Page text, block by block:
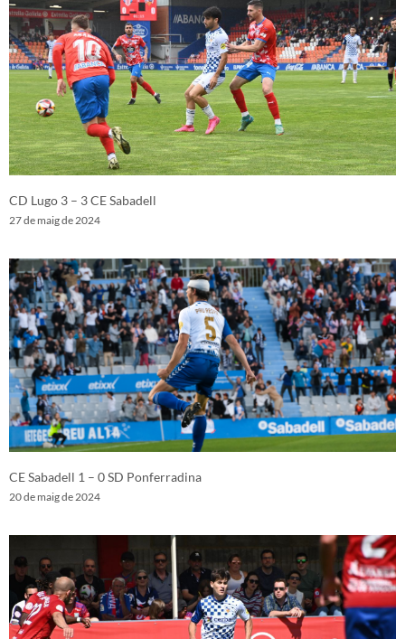
CD Lugo 3 – 3 CE Sabadell
27 de maig de 2024
CE Sabadell 1 – 0 SD Ponferradina
20 de maig de 2024